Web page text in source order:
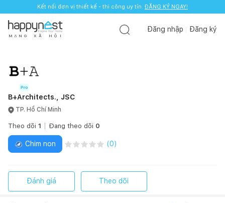
Kết nối đơn vị thiết kế - thi công uy tín. ĐĂNG KÝ NGAY!
M Ạ N G X Ã H Ộ I
Đăng nhập Đăng ký
B+Architects., JSC
TP. Hồ Chí Minh
Theo dõi 1 Đang theo dõi 0
Chim non (0)
Đánh giá Theo dõi